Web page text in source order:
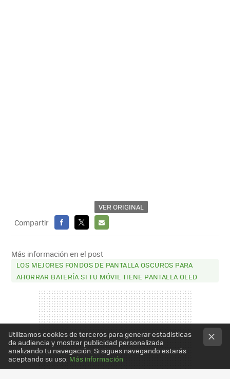
VER ORIGINAL
Compartir
FACEBOOK
X
E-
MAIL
Más información en el post
LOS MEJORES FONDOS DE PANTALLA OSCUROS PARA
AHORRAR BATERÍA SI TU MÓVIL TIENE PANTALLA OLED
Utilizamos cookies de terceros para generar estadísticas
de audiencia y mostrar publicidad personalizada
analizando tu navegación. Si sigues navegando estarás
aceptando su uso. Más información